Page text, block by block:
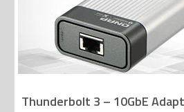
Thunderbolt 3 – 10GbE